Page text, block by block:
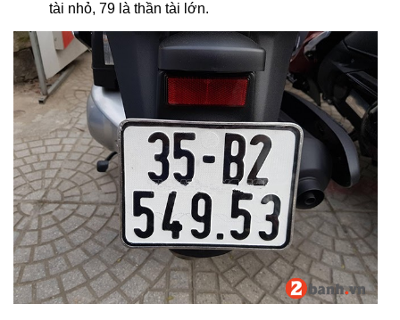
tài nhỏ, 79 là thần tài lớn.